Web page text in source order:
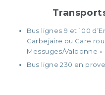
Bus lignes 9 et 100
Garbejaire ou Gare
Messuges/Valbonne »
Bus ligne 230 en